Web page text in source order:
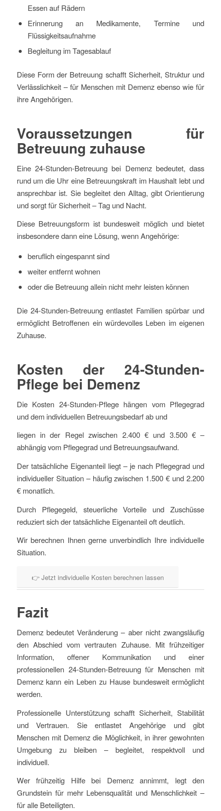
Essen auf Rädern
Erinnerung an Medikamente, Termine und
Flüssigkeitsaufnahme
Begleitung im Tagesablauf
Diese Form der Betreuung schafft Sicherheit, Struktur und
Verlässlichkeit – für Menschen mit Demenz ebenso wie für
ihre Angehörigen.
Voraussetzungen für
Betreuung zuhause
Eine 24-Stunden-Betreuung bei Demenz bedeutet, dass
rund um die Uhr eine Betreuungskraft im Haushalt lebt und
ansprechbar ist. Sie begleitet den Alltag, gibt Orientierung
und sorgt für Sicherheit – Tag und Nacht.
Diese Betreuungsform ist bundesweit möglich und bietet
insbesondere dann eine Lösung, wenn Angehörige:
beruflich eingespannt sind
weiter entfernt wohnen
oder die Betreuung allein nicht mehr leisten können
Die 24-Stunden-Betreuung entlastet Familien spürbar und
ermöglicht Betroffenen ein würdevolles Leben im eigenen
Zuhause.
Kosten der 24-Stunden-
Pflege bei Demenz
Die Kosten 24-Stunden-Pflege hängen vom Pflegegrad
und dem individuellen Betreuungsbedarf ab und
liegen in der Regel zwischen 2.400 € und 3.500 € –
abhängig vom Pflegegrad und Betreuungsaufwand.
Der tatsächliche Eigenanteil liegt – je nach Pflegegrad und
individueller Situation – häufig zwischen 1.500 € und 2.200
€ monatlich.
Durch Pflegegeld, steuerliche Vorteile und Zuschüsse
reduziert sich der tatsächliche Eigenanteil oft deutlich.
Wir berechnen Ihnen gerne unverbindlich Ihre individuelle
Situation.
👉 Jetzt individuelle Kosten berechnen lassen
Fazit
Demenz bedeutet Veränderung – aber nicht zwangsläufig
den Abschied vom vertrauten Zuhause. Mit frühzeitiger
Information, offener Kommunikation und einer
professionellen 24-Stunden-Betreuung für Menschen mit
Demenz kann ein Leben zu Hause bundesweit ermöglicht
werden.
Professionelle Unterstützung schafft Sicherheit, Stabilität
und Vertrauen. Sie entlastet Angehörige und gibt
Menschen mit Demenz die Möglichkeit, in ihrer gewohnten
Umgebung zu bleiben – begleitet, respektvoll und
individuell.
Wer frühzeitig Hilfe bei Demenz annimmt, legt den
Grundstein für mehr Lebensqualität und Menschlichkeit –
für alle Beteiligten.